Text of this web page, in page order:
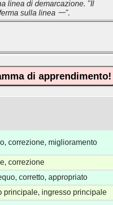
linea di demarcazione. "Il
sulla linea 一".
di apprendimento!
correzione, miglioramento
correzione
corretto, appropriato
principale, ingresso principale